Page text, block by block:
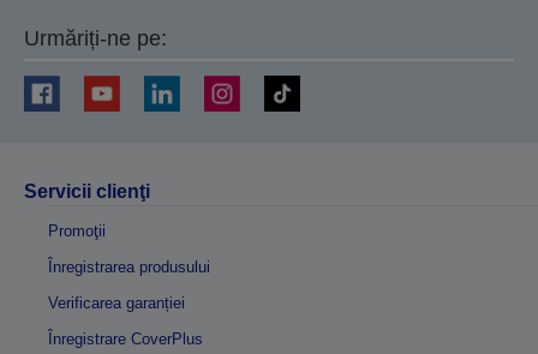
Urmăriți-ne pe:
Servicii clienţi
Promoţii
Înregistrarea produsului
Verificarea garanției
Înregistrare CoverPlus